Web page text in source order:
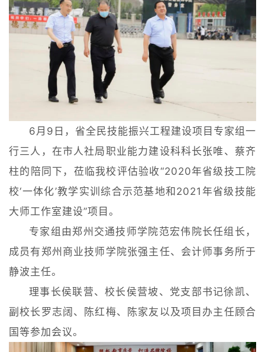
6月9日，省全民技能振兴工程建设项目专家组一
行三人，在市人社局职业能力建设科科长张唯、蔡齐
柱的陪同下，莅临我校评估验收“2020年省级技工院
校‘一体化’教学实训综合示范基地和2021年省级技能
大师工作室建设”项目。
专家组由郑州交通技师学院范宏伟院长任组长，
成员有郑州商业技师学院张强主任、会计师事务所于
静波主任。
理事长侯联营、校长侯营坡、党支部书记徐凯、
副校长罗志阔、陈红梅、陈家友以及项目办主任顾合
国等参加会议。